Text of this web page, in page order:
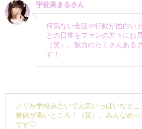
宇佐美まるさん
何気ない会話や行動が面白い
との日常をファンの方々にお
（笑）。魅力のたくさんある
す！
ノリが学校みたいで元気いっぱいなと
差値が高いところ！（笑）。みんなめ
です♡